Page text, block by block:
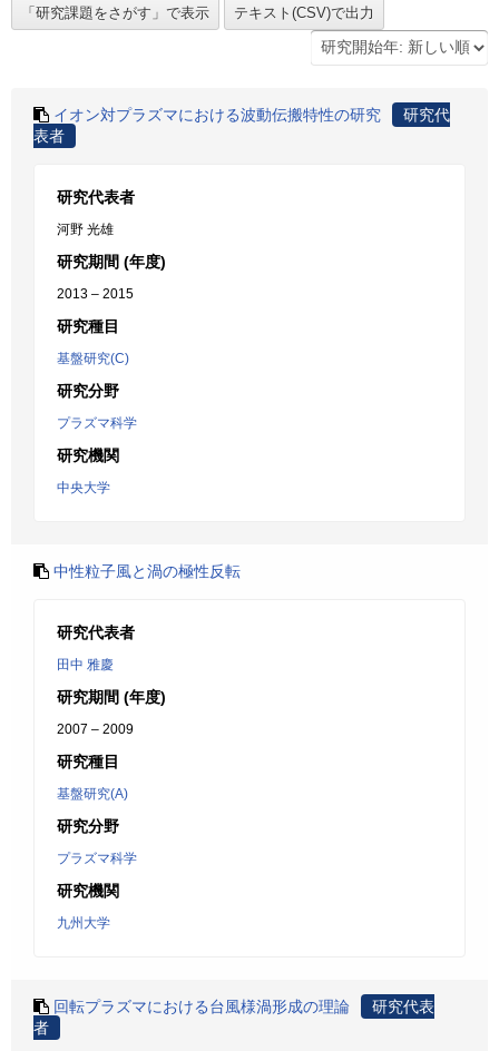
イオン対プラズマにおける波動伝搬特性の研究
研究代
表者
研究代表者
河野 光雄
研究期間 (年度)
2013 – 2015
研究種目
基盤研究(C)
研究分野
プラズマ科学
研究機関
中央大学
中性粒子風と渦の極性反転
研究代表者
田中 雅慶
研究期間 (年度)
2007 – 2009
研究種目
基盤研究(A)
研究分野
プラズマ科学
研究機関
九州大学
回転プラズマにおける台風様渦形成の理論
研究代表
者